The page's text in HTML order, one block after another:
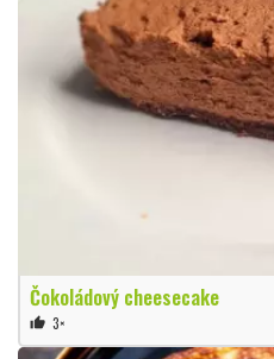
Čokoládový cheesecake
thumb_up 3×